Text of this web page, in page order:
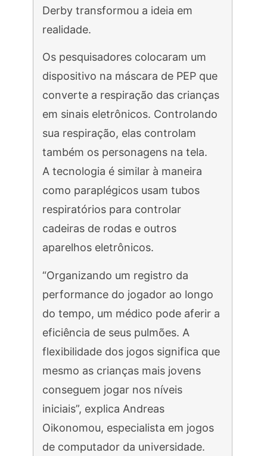
Derby transformou a ideia em
realidade.
Os pesquisadores colocaram um
dispositivo na máscara de PEP que
converte a respiração das crianças
em sinais eletrônicos. Controlando
sua respiração, elas controlam
também os personagens na tela.
A tecnologia é similar à maneira
como paraplégicos usam tubos
respiratórios para controlar
cadeiras de rodas e outros
aparelhos eletrônicos.
“Organizando um registro da
performance do jogador ao longo
do tempo, um médico pode aferir a
eficiência de seus pulmões. A
flexibilidade dos jogos significa que
mesmo as crianças mais jovens
conseguem jogar nos níveis
iniciais”, explica Andreas
Oikonomou, especialista em jogos
de computador da universidade.